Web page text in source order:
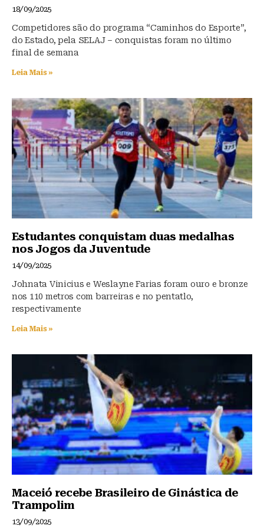
18/09/2025
Competidores são do programa “Caminhos do Esporte”,
do Estado, pela SELAJ – conquistas foram no último
final de semana
Leia Mais »
Estudantes conquistam duas medalhas
nos Jogos da Juventude
14/09/2025
Johnata Vinicius e Weslayne Farias foram ouro e bronze
nos 110 metros com barreiras e no pentatlo,
respectivamente
Leia Mais »
Maceió recebe Brasileiro de Ginástica de
Trampolim
13/09/2025